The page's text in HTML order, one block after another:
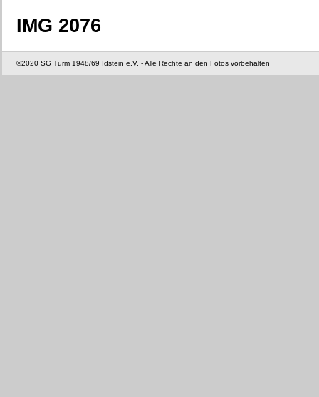
IMG 2076
©2020 SG Turm 1948/69 Idstein e.V. - Alle Rechte an den Fotos vorbehalten